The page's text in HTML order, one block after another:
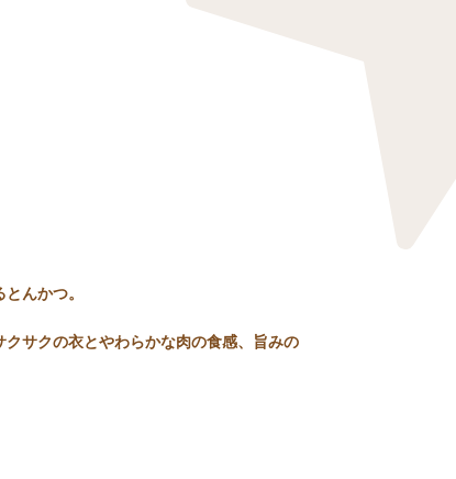
んかつ。
サクの衣とやわらかな肉の食感、旨みの